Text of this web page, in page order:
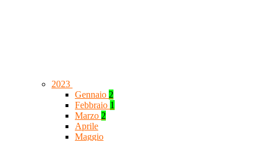
2023
Gennaio 2
Febbraio 1
Marzo 2
Aprile
Maggio